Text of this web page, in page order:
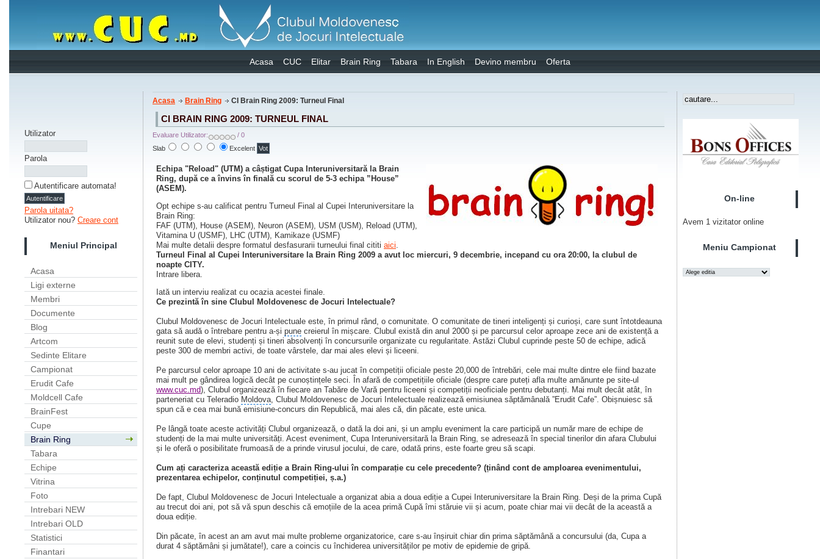
Acasa CUC Elitar Brain Ring Tabara In English Devino membru Oferta
Utilizator
Parola
Autentificare automata!
Parola uitata?
Utilizator nou? Creare cont
Meniul Principal
Acasa
Ligi externe
Membri
Documente
Blog
Artcom
Sedinte Elitare
Campionat
Erudit Cafe
Moldcell Cafe
BrainFest
Cupe
Brain Ring
Tabara
Echipe
Vitrina
Foto
Intrebari NEW
Intrebari OLD
Statistici
Finantari
Acasa Brain Ring CI Brain Ring 2009: Turneul Final
CI BRAIN RING 2009: TURNEUL FINAL
Evaluare Utilizator:
/ 0
Slab
Excelent
Echipa "Reload" (UTM) a câștigat Cupa Interuniversitară la Brain
Ring, după ce a învins în finală cu scorul de 5-3 echipa ”House”
(ASEM).
Opt echipe s-au calificat pentru Turneul Final al Cupei Interuniversitare la
Brain Ring:
FAF (UTM), House (ASEM), Neuron (ASEM), USM (USM), Reload (UTM),
Vitamina U (USMF), LHC (UTM), Kamikaze (USMF)
Mai multe detalii despre formatul desfasurarii turneului final cititi aici
Turneul Final al Cupei Interuniversitare la Brain Ring 2009 a avut loc miercuri, 9 decembrie, incepand cu ora 20:00, la clubul de
noapte CITY.
Intrare libera.
Iată un interviu realizat cu ocazia acestei finale.
Ce prezintă în sine Clubul Moldovenesc de Jocuri Intelectuale?
Clubul Moldovenesc de Jocuri Intelectuale este, în primul rând, o comunitate. O comunitate de tineri inteligenți și curioși, care sunt întotdeauna
gata să audă o întrebare pentru a-și pune creierul în mișcare. Clubul există din anul 2000 și pe parcursul celor aproape zece ani de existență a
reunit sute de elevi, studenți și tineri absolvenți în concursurile organizate cu regularitate. Astăzi Clubul cuprinde peste 50 de echipe, adică
peste 300 de membri activi, de toate vârstele, dar mai ales elevi și liceeni.
Pe parcursul celor aproape 10 ani de activitate s-au jucat în competiții oficiale peste 20,000 de întrebări, cele mai multe dintre ele fiind bazate
mai mult pe gândirea logică decât pe cunoștințele seci. În afară de competițiile oficiale (despre care puteți afla multe amănunte pe site-ul
www.cuc.md), Clubul organizează în fiecare an Tabăre de Vară pentru liceeni și competiții neoficiale pentru debutanți. Mai mult decât atât, în
parteneriat cu Teleradio Moldova , Clubul Moldovenesc de Jocuri Intelectuale realizează emisiunea săptămânală ”Erudit Cafe”. Obișnuiesc să
spun că e cea mai bună emisiune-concurs din Republică, mai ales că, din păcate, este unica.
Pe lângă toate aceste activități Clubul organizează, o dată la doi ani, și un amplu eveniment la care participă un număr mare de echipe de
studenți de la mai multe universități. Acest eveniment, Cupa Interuniversitară la Brain Ring, se adresează în special tinerilor din afara Clubului
și le oferă o posibilitate frumoasă de a prinde virusul jocului, de care, odată prins, este foarte greu să scapi.
Cum ați caracteriza această ediție a Brain Ring-ului în comparație cu cele precedente? (ținând cont de amploarea evenimentului,
prezentarea echipelor, conținutul competiției, ș.a.)
De fapt, Clubul Moldovenesc de Jocuri Intelectuale a organizat abia a doua ediție a Cupei Interuniversitare la Brain Ring. Deși de la prima Cupă
au trecut doi ani, pot să vă spun deschis că emoțiile de la acea primă Cupă îmi stăruie vii și acum, poate chiar mai vii decât de la această a
doua ediție.
Din păcate, în acest an am avut mai multe probleme organizatorice, care s-au înșiruit chiar din prima săptămână a concursului (da, Cupa a
durat 4 săptămâni și jumătate!), care a coincis cu închiderea universităților pe motiv de epidemie de gripă.
On-line
Avem 1 vizitator online
Meniu Campionat